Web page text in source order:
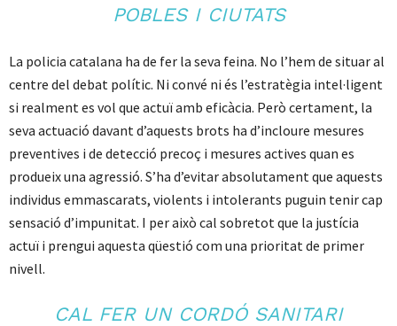
POBLES I CIUTATS
La policia catalana ha de fer la seva feina. No l’hem de situar al
centre del debat polític. Ni convé ni és l’estratègia intel·ligent
si realment es vol que actuï amb eficàcia. Però certament, la
seva actuació davant d’aquests brots ha d’incloure mesures
preventives i de detecció precoç i mesures actives quan es
produeix una agressió. S’ha d’evitar absolutament que aquests
individus emmascarats, violents i intolerants puguin tenir cap
sensació d’impunitat. I per això cal sobretot que la justícia
actuï i prengui aquesta qüestió com una prioritat de primer
nivell.
CAL FER UN CORDÓ SANITARI